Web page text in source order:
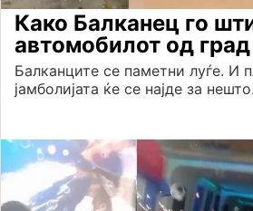
Како Балканец го
автомобилот од град
Балканците се паметни луѓе. И
јамболијата ќе се најде за